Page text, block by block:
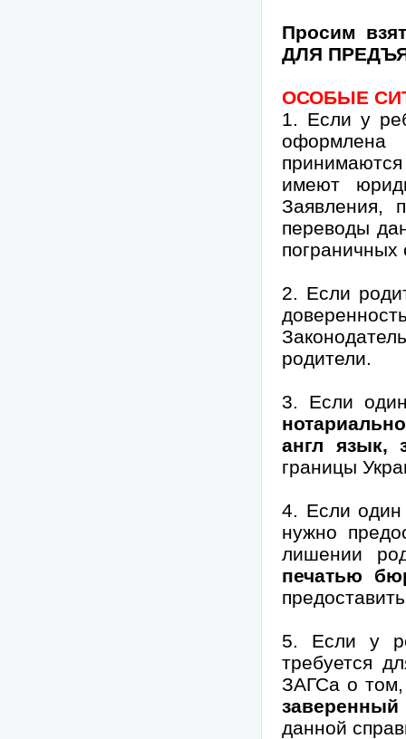
Просим
ДЛЯ
ОСОБЫЕ
1. Если у
оформлена
имеют
Заявления,
переводы
пограничных
2. Если
родители.
3. Если
англ язык,
границы
4. Если один
нужно
лишении
печатью
5. Если у
требуется
ЗАГСа о том,
данной